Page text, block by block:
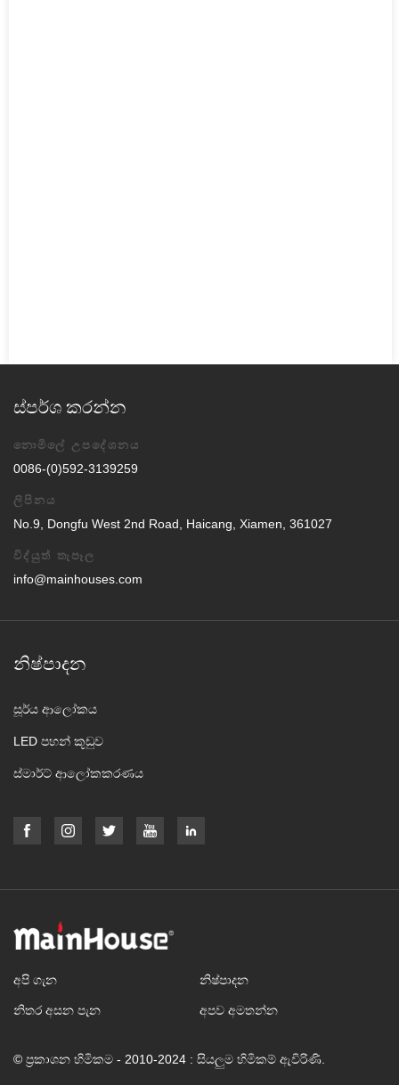
ස්පර්ශ කරන්න
නොමිලේ උපදේශනය
0086-(0)592-3139259
ලිපිනය
No.9, Dongfu West 2nd Road, Haicang, Xiamen, 361027
විද්යුත් තැපෑල
info@mainhouses.com
නිෂ්පාදන
සූර්ය ආලෝකය
LED පහන් කූඩුව
ස්මාර්ට් ආලෝකකරණය
අපි ගැන නිෂ්පාදන
නිතර අසන පැන අපව අමතන්න
© ප්‍රකාශන හිමිකම - 2010-2024 : සියලුම හිමිකම් ඇවිරිණි.